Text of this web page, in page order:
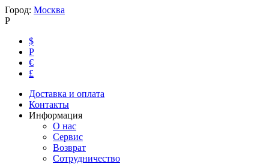
Город: Москва
Р
$
Р
€
£
Доставка и оплата
Контакты
Информация
О нас
Сервис
Возврат
Сотрудничество